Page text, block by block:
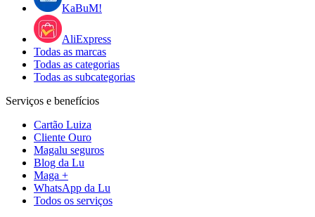
KaBuM!
AliExpress
Todas as marcas
Todas as categorias
Todas as subcategorias
Serviços e benefícios
Cartão Luiza
Cliente Ouro
Magalu seguros
Blog da Lu
Maga +
WhatsApp da Lu
Todos os serviços